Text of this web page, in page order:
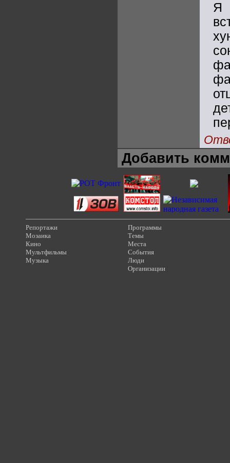
Я
Добавить
Репортажи
Мозаика
Кино
Мультфильмы
Музыка
Программы
Темы
Места
События
Люди
Организации